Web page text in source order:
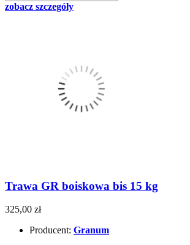
zobacz szczegóły
Trawa GR boiskowa bis 15 kg
325,00 zł
Producent: Granum